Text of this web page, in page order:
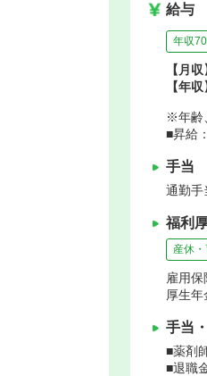
給与
年収
【月
【年
※年齢
■昇給
手当
通勤
福利
産休
雇用
厚生
手当
■薬剤
■退職